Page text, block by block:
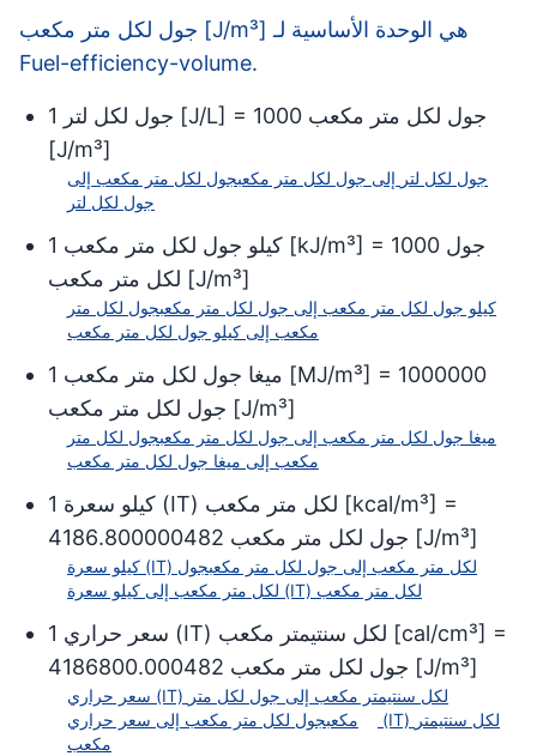
غالون أمريكي لكل حصان
(gal
(US)/hp)
(4.308862e-8)
CHU لكل قدم مكعب (CHU/ft³)
متر مكعب لكل جول (m³/J)
غالون أمريكي لكل حصان
(gal
جول لكل متر مكعب [J/m³] هي الوحدة الأساسية لـ
Fuel-efficiency-volume.
1 جول لكل لتر [J/L] = 1000 جول لكل متر مكعب
[J/m³]
جول لكل لتر إلى جول لكل متر مكعبجول لكل متر مكعب إلى
جول لكل لتر
1 كيلو جول لكل متر مكعب [kJ/m³] = 1000 جول
لكل متر مكعب [J/m³]
كيلو جول لكل متر مكعب إلى جول لكل متر مكعبجول لكل متر
مكعب إلى كيلو جول لكل متر مكعب
1 ميغا جول لكل متر مكعب [MJ/m³] = 1000000
جول لكل متر مكعب [J/m³]
ميغا جول لكل متر مكعب إلى جول لكل متر مكعبجول لكل متر
مكعب إلى ميغا جول لكل متر مكعب
1 كيلو سعرة (IT) لكل متر مكعب [kcal/m³] =
4186.800000482 جول لكل متر مكعب [J/m³]
كيلو سعرة (IT) لكل متر مكعب إلى جول لكل متر مكعبجول
لكل متر مكعب إلى كيلو سعرة (IT) لكل متر مكعب
1 سعر حراري (IT) لكل سنتيمتر مكعب [cal/cm³] =
4186800.000482 جول لكل متر مكعب [J/m³]
سعر حراري (IT) لكل سنتيمتر مكعب إلى جول لكل متر
مكعبجول لكل متر مكعب إلى سعر حراري (IT) لكل سنتيمتر
مكعب